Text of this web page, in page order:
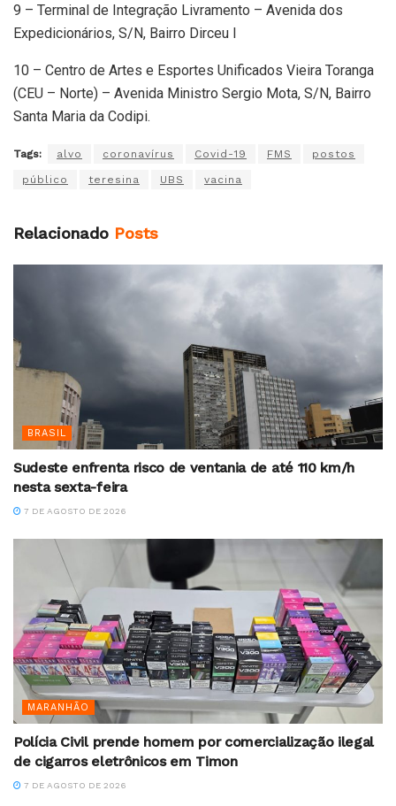
9 – Terminal de Integração Livramento – Avenida dos
Expedicionários, S/N, Bairro Dirceu I
10 – Centro de Artes e Esportes Unificados Vieira Toranga
(CEU – Norte) – Avenida Ministro Sergio Mota, S/N, Bairro
Santa Maria da Codipi.
Tags: alvo coronavírus Covid-19 FMS postos
público teresina UBS vacina
Relacionado Posts
BRASIL
Sudeste enfrenta risco de ventania de até 110 km/h
nesta sexta-feira
7 DE AGOSTO DE 2026
MARANHÃO
Polícia Civil prende homem por comercialização ilegal
de cigarros eletrônicos em Timon
7 DE AGOSTO DE 2026